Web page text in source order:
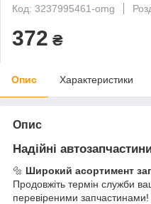
Код: 3237995461-omg
372 ₴
Опис Характеристики
Опис
Надійні
🔩 Широкий асортимент
Продовжіть термін служби
перевіреними